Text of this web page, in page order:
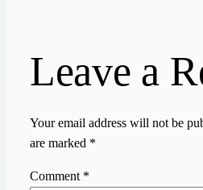
Leave a
Your email address will not be
are marked *
Comment *